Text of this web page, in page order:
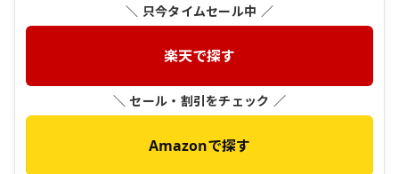
＼ 只今タイムセール中 ／
楽天で探す
＼ セール・割引をチェック ／
Amazonで探す